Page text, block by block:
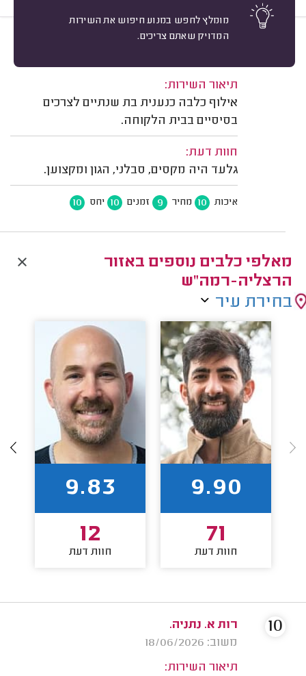
מומלץ לחפש במנוע חיפוש את השירות
המדויק שאתם צריכים.
אירית ורדינה, רמת גן.
תיאור השירות:
אילוף כלבה כנענית בת שנתיים לצרכים
בסיסיים בבית הלקוחה.
חוות דעת:
גלעד היה מקסים, סבלני, הגון ומקצוען.
איכות 10 מחיר 9 זמנים 10 יחס 10
מאלפי כלבים נוספים באזור
הרצליה-רמה"ש
בחירת עיר
9.90
71
חוות דעת
9.83
12
חוות דעת
רות א. נתניה.
משוב: 18/06/2026
תיאור השירות:
10